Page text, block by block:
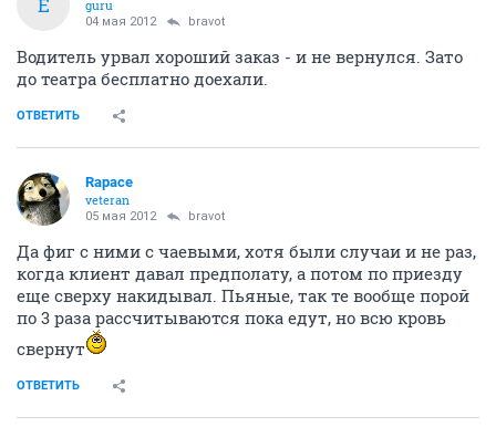
guru
04 мая 2012 bravot
Водитель урвал хороший заказ - и не вернулся. Зато
до театра бесплатно доехали.
ОТВЕТИТЬ
Rapace
veteran
05 мая 2012 bravot
Да фиг с ними с чаевыми, хотя были случаи и не раз,
когда клиент давал предполату, а потом по приезду
еще сверху накидывал. Пьяные, так те вообще порой
по 3 раза рассчитываются пока едут, но всю кровь
свернут
ОТВЕТИТЬ